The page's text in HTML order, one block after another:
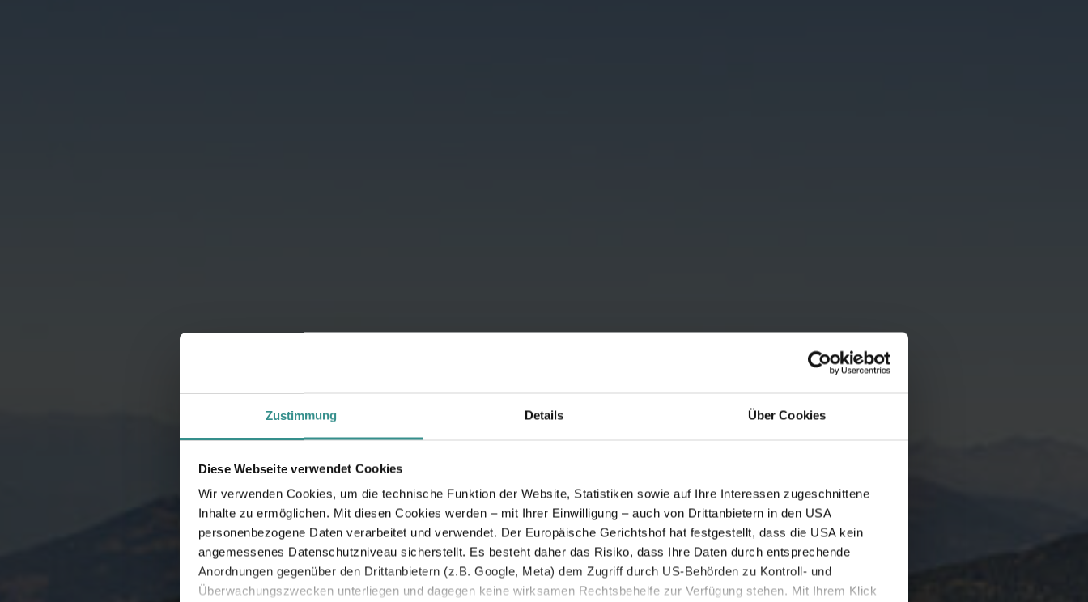
Zustimmung Details Über Cookies
Diese Webseite verwendet Cookies
Wir verwenden Cookies, um die technische Funktion der Website, Statistiken sowie auf Ihre Interessen zugeschnittene
Inhalte zu ermöglichen. Mit diesen Cookies werden – mit Ihrer Einwilligung – auch von Drittanbietern in den USA
personenbezogene Daten verarbeitet und verwendet. Der Europäische Gerichtshof hat festgestellt, dass die USA kein
angemessenes Datenschutzniveau sicherstellt. Es besteht daher das Risiko, dass Ihre Daten durch entsprechende
Anordnungen gegenüber den Drittanbietern (z.B. Google, Meta) dem Zugriff durch US-Behörden zu Kontroll- und
Überwachungszwecken unterliegen und dagegen keine wirksamen Rechtsbehelfe zur Verfügung stehen. Mit Ihrem Klick